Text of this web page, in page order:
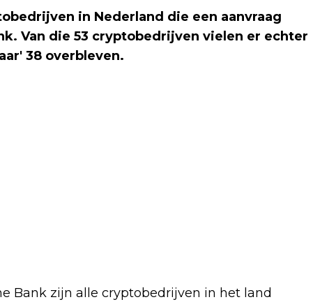
in Nederland die een aanvraag
Van die 53 cryptobedrijven vielen er echter
38 overbleven.
Bank zijn alle cryptobedrijven in het land